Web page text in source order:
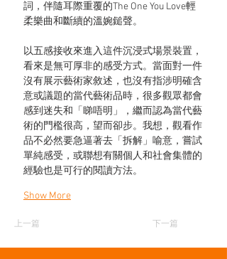
詞，伴隨耳際重覆的The One You Love輕
柔樂曲和斷續的溫婉鎚聲。
以五感接收來進入這件沉浸式場景裝置，
看來是無可厚非的感受方式。當面對一件
沒有展示藝術家敘述，也沒有指涉明確含
意或議題的當代藝術品時，很多觀眾都會
感到迷失和「睇唔明」，繼而認為當代藝
術的門檻很高，望而卻步。我想，觀看作
品不必然要急逼著去「拆解」喻意，嘗試
單純感受，或聯想有關個人和社會集體的
經驗也是可行的閱讀方法。
Show More
上一篇 下一篇